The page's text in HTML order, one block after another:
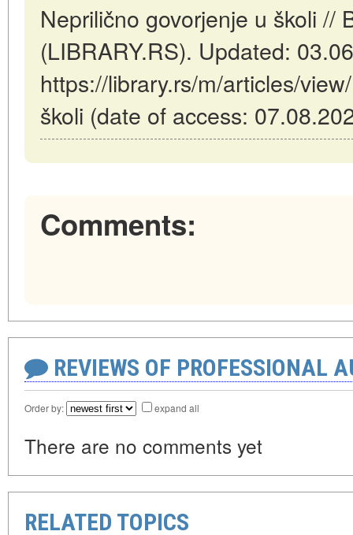
Neprilično govorjenje u školi //
(LIBRARY.RS). Updated:
https://library.rs/m/articles/
školi (date of access:
Comments:
REVIEWS OF PROFESSIONAL
Order by: expand all
There are no comments yet
RELATED TOPICS